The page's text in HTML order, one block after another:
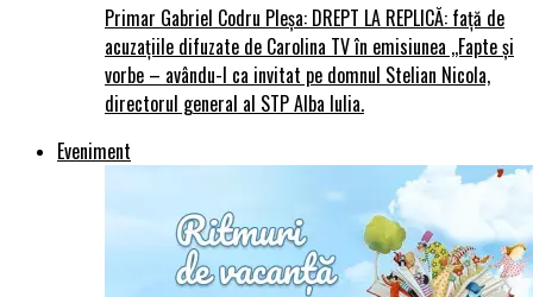
Primar Gabriel Codru Pleșa: DREPT LA REPLICĂ: față de
acuzațiile difuzate de Carolina TV în emisiunea ,,Fapte și
vorbe – avându-l ca invitat pe domnul Stelian Nicola,
directorul general al STP Alba Iulia.
Eveniment